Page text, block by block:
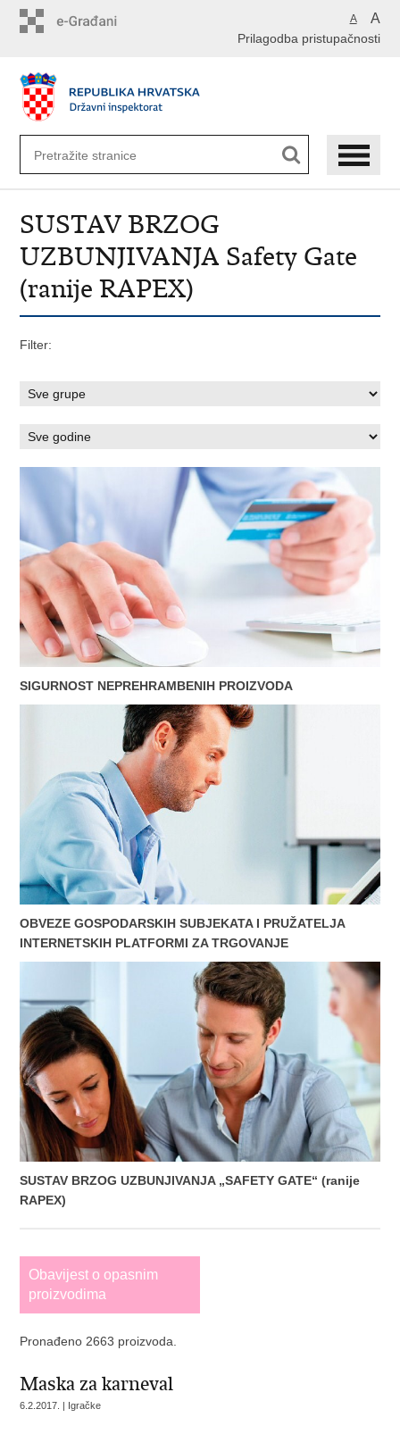
A A
Prilagodba pristupačnosti
SUSTAV BRZOG
UZBUNJIVANJA Safety Gate
(ranije RAPEX)
Filter:
SIGURNOST NEPREHRAMBENIH PROIZVODA
OBVEZE GOSPODARSKIH SUBJEKATA I PRUŽATELJA
INTERNETSKIH PLATFORMI ZA TRGOVANJE
SUSTAV BRZOG UZBUNJIVANJA „SAFETY GATE“ (ranije
RAPEX)
Obavijest o opasnim
proizvodima
Pronađeno 2663 proizvoda.
Maska za karneval
6.2.2017. | Igračke